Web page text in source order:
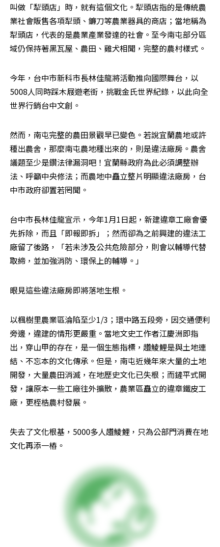
叫做「犁頭店」時，就有這個文化。犁頭店指的是傳統農
業社會販售各項犁頭、鐮刀等農業器具的商店；當地稱為
犁頭店，代表的是農業產業發達的社會。至今南屯部分區
域仍保持著黑瓦屋、農田、雞犬相聞，完整的農村樣式。
今年，台中市新科市長林佳龍將活動推向國際舞台，以
5008人同時踩木屐遊老街，挑戰金氏世界紀錄，以此向全
世界行銷台中文創。
然而，南屯完整的農田景觀早已變色。若說宜蘭農地或許
種出農舍，那麼南屯農地種出來的，則是違法廠房。農舍
議題至少是鑽法律漏洞吧！宜蘭縣政府為此必須調整辦
法、呼籲中央修法；而農地中矗立整片明顯違法廠房，台
中市政府卻置若罔聞。
台中市長林佳龍宣示，今年1月1日起，新建違章工廠會優
先拆除，而且「即報即拆」；然而卻為之前興建的違法工
廠留了後路，「若未涉及公共危險部分，則會以輔導代替
取締，並加強消防、環保上的輔導。」
眼見這些違法廠房即將落地生根。
以楓樹里農業區淪陷至少1/3；環中路五段旁，因交通便利
旁邊，違建的情形更嚴重。當地文史工作者江慶洲即指
出，穿山甲的存在，是一個生態指標，趲鯪鯉是與土地連
結、不忘本的文化傳承。但是，南屯近幾年來大量的土地
開發，大量農田消滅，在地歷史文化已失根；而鏟平式開
發，讓原本一些工廠往外擴散，農業區矗立的違章鐵皮工
廠，更桎梏農村發展。
失去了文化根基，5000多人趲鯪鯉，只為公部門消費在地
文化再添一樁。